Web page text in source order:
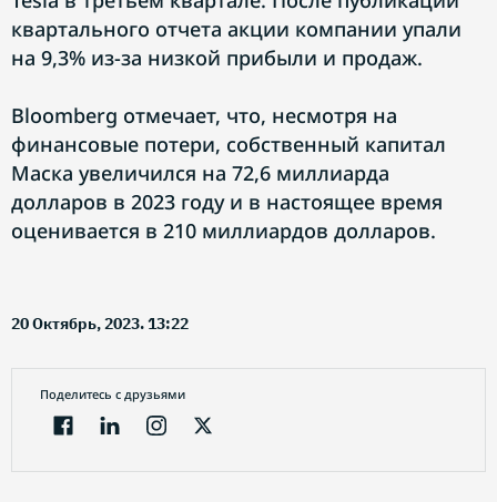
квартального отчета акции компании упали
на 9,3% из-за низкой прибыли и продаж.
Bloomberg отмечает, что, несмотря на
финансовые потери, собственный капитал
Маска увеличился на 72,6 миллиарда
долларов в 2023 году и в настоящее время
оценивается в 210 миллиардов долларов.
20 Октябрь, 2023. 13:22
Поделитесь с друзьями